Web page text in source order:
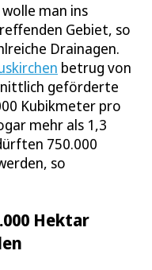
man ins
Gebiet, so
Drainagen.
betrug von
geförderte
Kubikmeter pro
mehr als 1,3
750.000
so
Hektar